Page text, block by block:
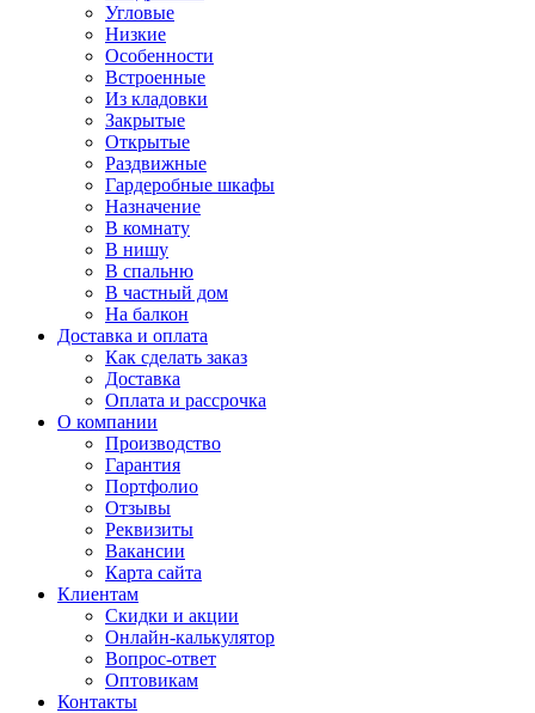
Угловые
Низкие
Особенности
Встроенные
Из кладовки
Закрытые
Открытые
Раздвижные
Гардеробные шкафы
Назначение
В комнату
В нишу
В спальню
В частный дом
На балкон
Доставка и оплата
Как сделать заказ
Доставка
Оплата и рассрочка
О компании
Производство
Гарантия
Портфолио
Отзывы
Реквизиты
Вакансии
Карта сайта
Клиентам
Скидки и акции
Онлайн-калькулятор
Вопрос-ответ
Оптовикам
Контакты